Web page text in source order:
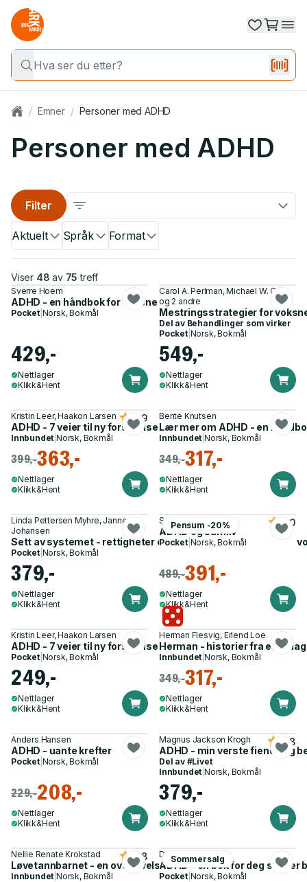
/ Emner / Personer med ADHD
Personer med ADHD
Aktuelt Språk Format
Filter
Viser 48 av 75 treff
Sverre Hoem
ADHD - en håndbok for voksne med ADHD
Pocket| Norsk, Bokmål
429,-
Nettlager
Klikk&Hent
Carol A. Perlman, Michael W. Otto
og 2 andre
Mestringsstrategier for
Del av Behandlinger som virker
Pocket| Norsk, Bokmål
549,-
Nettlager
Klikk&Hent
Kristin Leer, Haakon Larsen
ADHD - 7 veier til ny forståelse
4.9
Innbundet |Norsk, Bokmål
399,-363,-
Nettlager
Klikk&Hent
Bente Knutsen
Lær mer om ADHD - en
Innbundet |Norsk, Bokmål
349,-317,-
Nettlager
Klikk&Hent
Linda Pettersen Myhre, Janne
Johansen
Sett av systemet - rettigheter og muligheter for ungdom og
Pocket| Norsk, Bokmål
379,-
Nettlager
Klikk&Hent
Pensum -20%
Sverre Hoem
ADHD og samliv
5.0
Pocket| Norsk, Bokmål
489,-391,-
Nettlager
Klikk&Hent
Kristin Leer, Haakon Larsen
ADHD - 7 veier til ny forståelse
Pocket| Norsk, Bokmål
249,-
Nettlager
Klikk&Hent
Herman Flesvig, Erlend Loe
Herman - historier fra en
Innbundet |Norsk, Bokmål
349,-317,-
Nettlager
Klikk&Hent
Anders Hansen
ADHD - uante krefter
Pocket| Norsk, Bokmål
229,-208,-
Nettlager
Klikk&Hent
Magnus Jackson Krogh
ADHD - min verste fiende og
4.8
Del av #Livet
Innbundet |Norsk, Bokmål
379,-
Nettlager
Klikk&Hent
Nellie Renate Krokstad
Løvetannbarnet - en overlevelseshistorie
4.8
Innbundet |Norsk, Bokmål
Sommersalg
Dawn E. Peleikis
ADHD - en bok for deg som
Pocket| Norsk, Bokmål